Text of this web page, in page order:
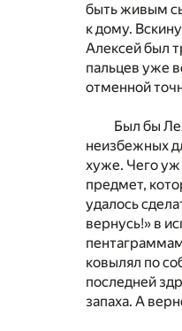
быть живым
к дому.
Алексей был
пальцев уже
отменной
Был бы
неизбежных
хуже. Чего уж
предмет,
удалось
вернусь!» в
ковылял по
последней
запаха. А